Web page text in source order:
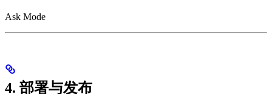
Ask Mode
4. 部署与发布